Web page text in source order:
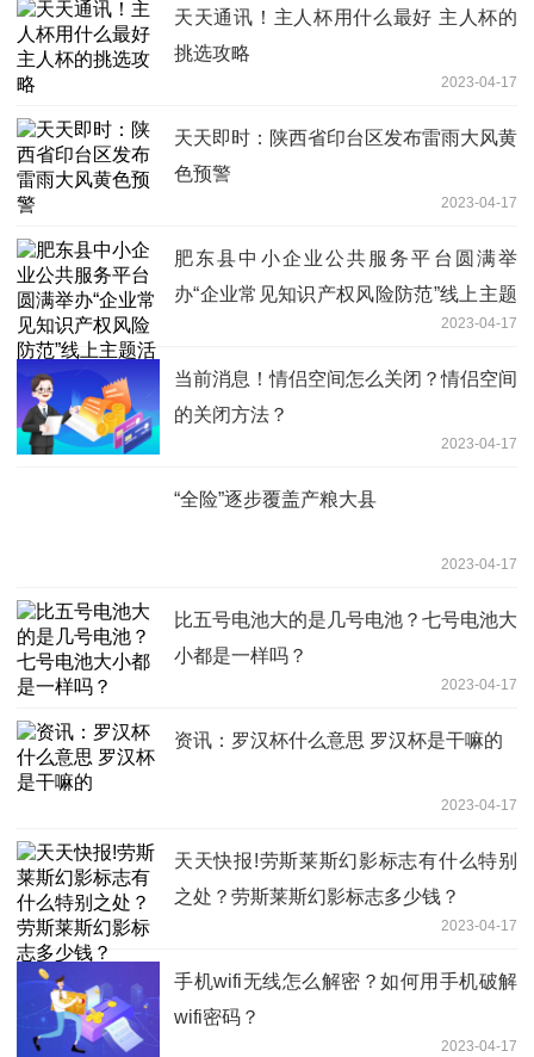
天天通讯！主人杯用什么最好 主人杯的
挑选攻略
2023-04-17
天天即时：陕西省印台区发布雷雨大风黄
色预警
2023-04-17
肥东县中小企业公共服务平台圆满举
办“企业常见知识产权风险防范”线上主题
2023-04-17
当前消息！情侣空间怎么关闭？情侣空间
的关闭方法？
2023-04-17
“全险”逐步覆盖产粮大县
2023-04-17
比五号电池大的是几号电池？七号电池大
小都是一样吗？
2023-04-17
资讯：罗汉杯什么意思 罗汉杯是干嘛的
2023-04-17
天天快报!劳斯莱斯幻影标志有什么特别
之处？劳斯莱斯幻影标志多少钱？
2023-04-17
手机wifi无线怎么解密？如何用手机破解
wifi密码？
2023-04-17